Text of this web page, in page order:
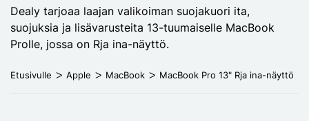
Dealy tarjoaa laajan valikoiman suojakuori ita,
suojuksia ja lisävarusteita 13-tuumaiselle MacBook
Prolle, jossa on Rja ina-näyttö.
Etusivulle Apple MacBook MacBook Pro 13" Rja ina-näyttö